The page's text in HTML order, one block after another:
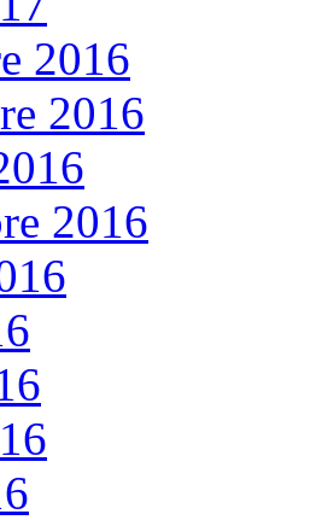
2016
2016
2016